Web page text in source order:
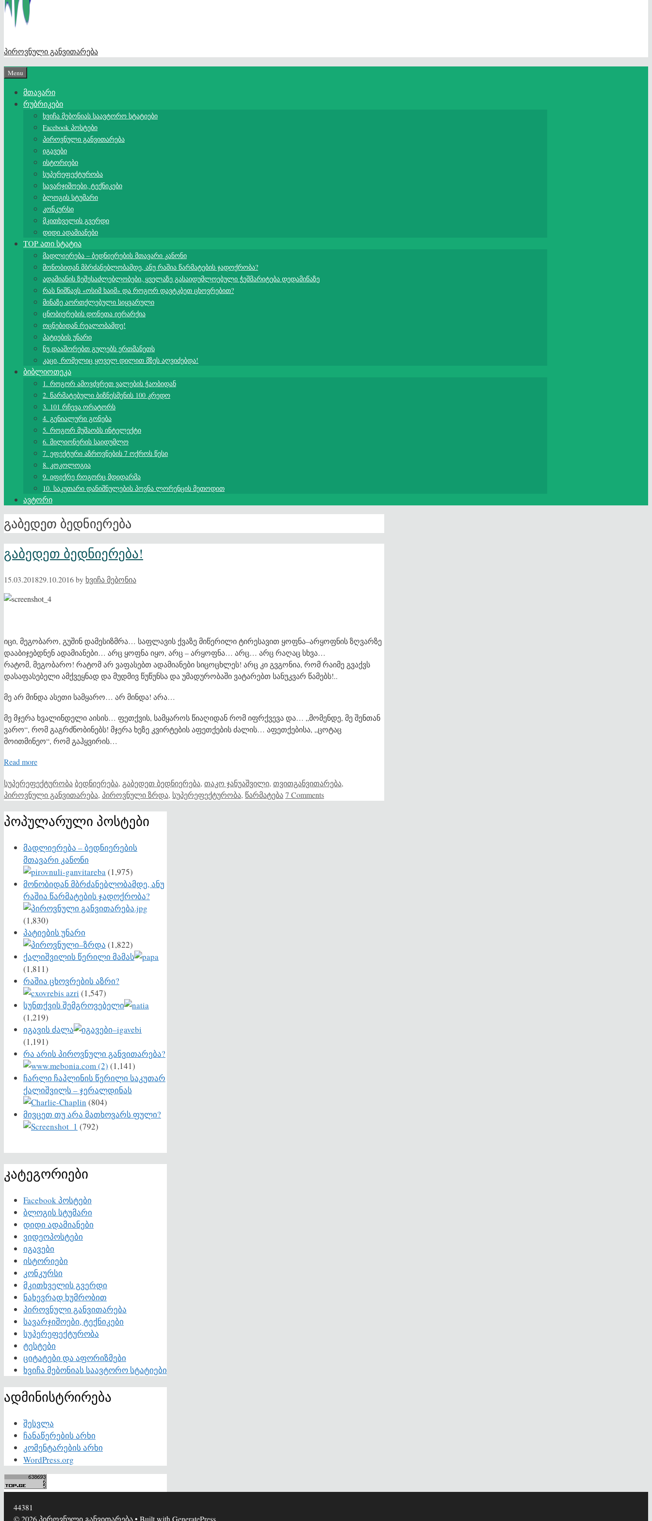
პიროვნული განვითარება
Menu
მთავარი
რუბრიკები
ხვიჩა მებონიას საავტორო სტატიები
Facebook პოსტები
პიროვნული განვითარება
იგავები
ისტორიები
სუპერეფექტურობა
სავარჯიშოები, ტექნიკები
ბლოგის სტუმარი
კონკურსი
მკითხველის გვერდი
დიდი ადამიანები
TOP ათი სტატია
მადლიერება – ბედნიერების მთავარი კანონი
მონობიდან მბრძანებლობამდე, ანუ რაშია წარმატების ჯადოქრობა?
ადამიანის ზეშესაძლებლობები, ყველაზე გასაიდუმლოებული ჭეშმარიტება დედამიწაზე
რას ნიშნავს «ოსიმ ხაიმ» და როგორ დავტკბეთ ცხოვრებით?
მინაზე აორთქლებული სიყვარული
ცნობიერების დონეთა იერარქია
ოცნებიდან რეალობამდე!
პატიების უნარი
ნუ დააშორებთ გულებს ერთმანეთს
კაცი, რომელიც ყოველ დილით მზეს აღვიძებდა!
ბიბლიოთეკა
1. როგორ ამოვძვრეთ ვალების ჭაობიდან
2. წარმატებული ბიზნესმენის 100 კრედო
3. 101 რჩევა ორატორს
4. გენიალური გონება
5. როგორ მუშაობს ინტელექტი
6. მილიონერის საიდუმლო
7. ეფექტური აზროვნების 7 ოქროს წესი
8. კოკოლოგია
9. იფიქრე როგორც მდიდარმა
10. საკუთარი დანიშნულების პოვნა ლორენცის მეთოდით
ავტორი
გაბედეთ ბედნიერება
გაბედეთ ბედნიერება!
15.03.201829.10.2016by ხვიჩა მებონია
იცი, მეგობარო, გუშინ დამესიზმრა… საფლავის ქვაზე მიწერილი ტირესავით ყოფნა–არყოფნის ზღვარზე
დააბიჯებდნენ ადამიანები… არც ყოფნა იყო, არც – არყოფნა… არც… არც რაღაც სხვა…
რატომ, მეგობარო! რატომ არ ვაფასებთ ადამიანები სიცოცხლეს! არც კი გვგონია, რომ რაიმე გვაქვს
დასაფასებელი ამქვეყნად და მუდმივ წუწუნსა და უმადურობაში ვატარებთ სანუკვარ წამებს!..
მე არ მინდა ასეთი სამყარო… არ მინდა! არა…
მე მჯერა ხვალინდელი აისის… ფეთქვის, სამყაროს წიაღიდან რომ იფრქვევა და… „მომენდე, მე შენთან
ვარო“, რომ გაგრძნობინებს! მჯერა ხეზე კვირტების აფეთქების ძალის… აფეთქებისა, „ცოტაც
მოითმინეო“, რომ გაჰყვირის…
Read more
Categories
სუპერეფექტურობაTags
ბედნიერება, გაბედეთ ბედნიერება, თაკო ჯანუაშვილი, თვითგანვითარება,
პიროვნული განვითარება, პიროვნული ზრდა, სუპერეფექტურობა, წარმატება7 Comments
პოპულარული პოსტები
მადლიერება – ბედნიერების
მთავარი კანონი
(1,975)
მონობიდან მბრძანებლობამდე, ანუ
რაშია წარმატების ჯადოქრობა?
(1,830)
პატიების უნარი
(1,822)
ქალიშვილის წერილი მამას
(1,811)
რაშია ცხოვრების აზრი?
(1,547)
სუნთქვის შემგროვებელი
(1,219)
იგავის ძალა
(1,191)
რა არის პიროვნული განვითარება?
(1,141)
ჩარლი ჩაპლინის წერილი საკუთარ
ქალიშვილს – ჯერალდინას
(804)
მივცეთ თუ არა მათხოვარს ფული?
(792)
კატეგორიები
Facebook პოსტები
ბლოგის სტუმარი
დიდი ადამიანები
ვიდეოპოსტები
იგავები
ისტორიები
კონკურსი
მკითხველის გვერდი
ნახევრად ხუმრობით
პიროვნული განვითარება
სავარჯიშოები, ტექნიკები
სუპერეფექტურობა
ტესტები
ციტატები და აფორიზმები
ხვიჩა მებონიას საავტორო სტატიები
ადმინისტრირება
შესვლა
ჩანაწერების არხი
კომენტარების არხი
WordPress.org
44381
© 2026 პიროვნული განვითარება• Built with GeneratePress